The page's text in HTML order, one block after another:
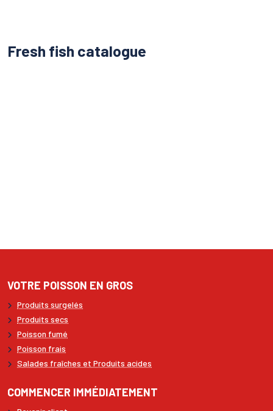
Fresh fish catalogue
VOTRE POISSON EN GROS
Produits surgelés
Produits secs
Poisson fumé
Poisson frais
Salades fraîches et Produits acides
COMMENCER IMMÉDIATEMENT